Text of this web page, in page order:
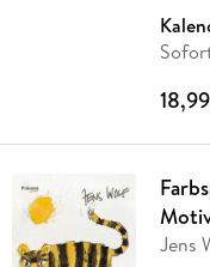
Jens